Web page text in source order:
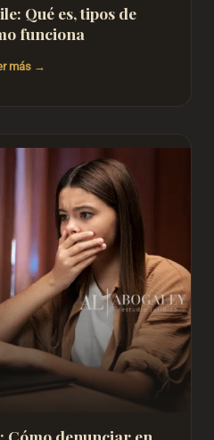
Qué es, tipos de
funciona
más